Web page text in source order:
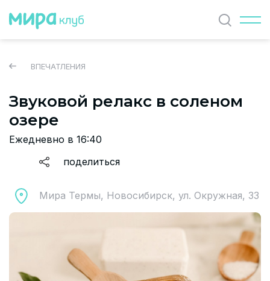
Найти
ВПЕЧАТЛЕНИЯ
Звуковой релакс в соленом
озере
Ежедневно в 16:40
поделиться
Мира Термы, Новосибирск, ул. Окружная, 33
ЖУРНАЛ
СОБЫТИЯ
Политика и соглашение на обработку персональных
Согласие на обработку персональных данных